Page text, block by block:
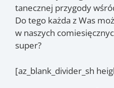
tanecznej przygody
Do tego każda z Was
w naszych
super?
[az_blank_divider_sh